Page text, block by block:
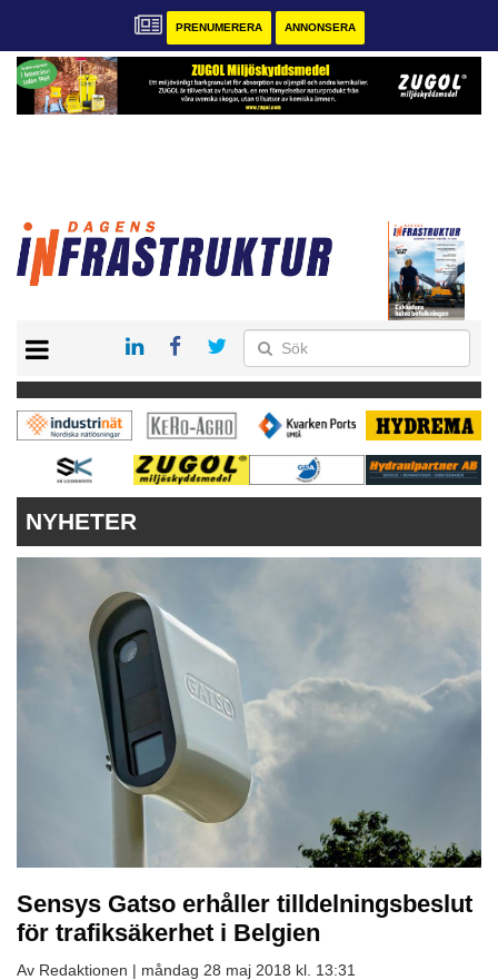
PRENUMERERA ANNONSERA
KONTAKT
VÅRA ANDRA MAGASIN
PRENUMERERA
ANNONSERA
NYHETER
Sensys Gatso erhåller tilldelningsbeslut
för trafiksäkerhet i Belgien
Av Redaktionen | måndag 28 maj 2018 kl. 13:31